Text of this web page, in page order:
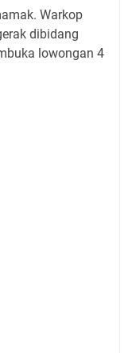
Warkop
dibidang
lowongan 4